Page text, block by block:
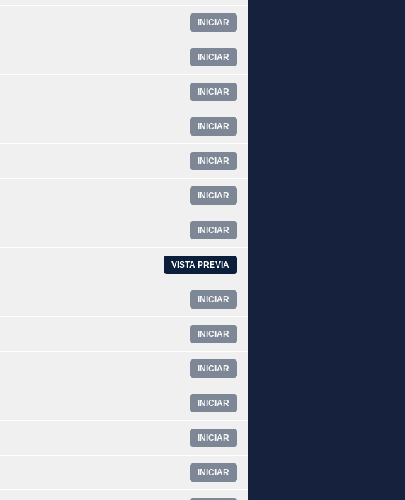
INICIAR
INICIAR
INICIAR
INICIAR
INICIAR
INICIAR
INICIAR
VISTA PREVIA
INICIAR
INICIAR
INICIAR
INICIAR
INICIAR
INICIAR